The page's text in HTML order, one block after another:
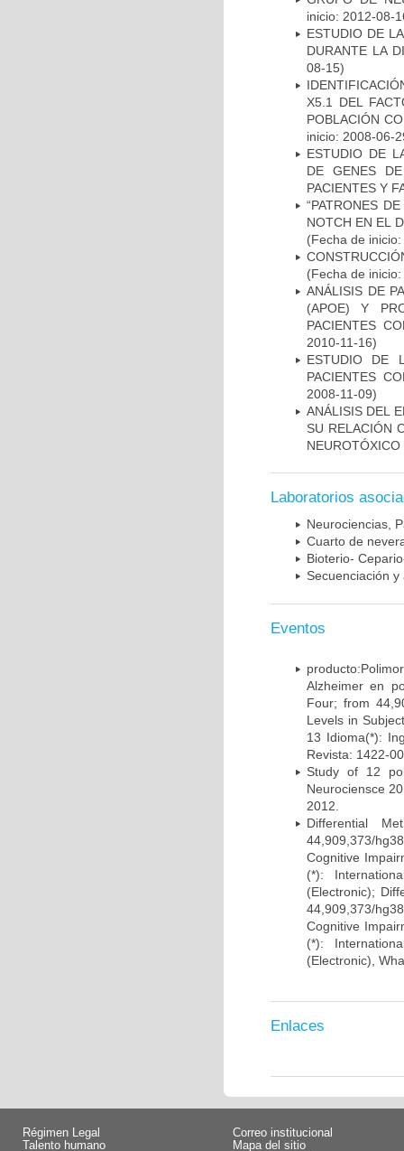
inicio: 2012-08-
ESTUDIO DE
DURANTE LA
08-15)
X5.1 DEL
POBLACIÓN
inicio: 2008-06-
ESTUDIO DE
DE GENES
PACIENTES Y
“PATRONES
NOTCH EN EL
(Fecha de
(Fecha de
ANÁLISIS DE
(APOE) Y
PACIENTES
2010-11-16)
ESTUDIO DE
PACIENTES
2008-11-09)
ANÁLISIS DEL
SU RELACIÓN
NEUROTÓXICO
Laboratorios
Neurociencias,
Cuarto de
Bioterio-
Secuenciación
Eventos
Alzheimer en
Four; from
Levels in
13 Idioma(*):
Revista: 1422-
Study of 12
Neurociensce
2012.
Differential
44,909,373/
Cognitive
(*):
(Electronic);
44,909,373/
Cognitive
(*):
(Electronic),
Enlaces
Régimen Legal
Talento humano
Correo institucional
Mapa del sitio